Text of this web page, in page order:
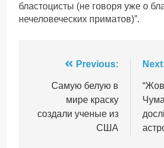
бластоцисты (не говоря уже о
нечеловеческих приматов)”.
Навігація
записів
Previous:
Самую белую в
мире краску
создали ученые из
США